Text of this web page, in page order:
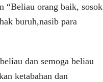
“Beliau orang baik, sosok
buruh,nasib para
dan semoga beliau
ketabahan dan